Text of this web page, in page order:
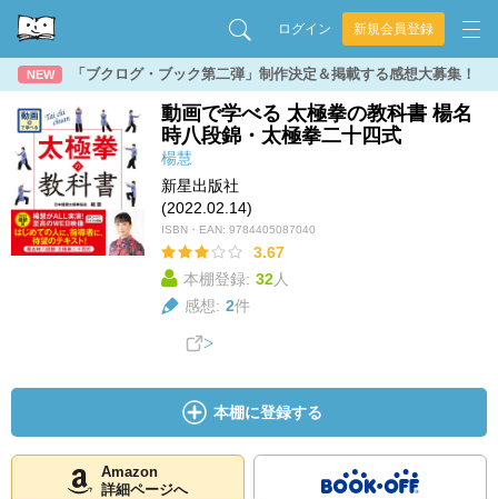
ログイン 新規会員登録
NEW 「ブクログ・ブック第二弾」制作決定＆掲載する感想大募集！
動画で学べる 太極拳の教科書 楊名
時八段錦・太極拳二十四式
楊慧
新星出版社
(2022.02.14)
ISBN・EAN: 9784405087040
3.67
本棚登録: 32人
感想: 2件
本棚に登録する
Amazon
詳細ページへ